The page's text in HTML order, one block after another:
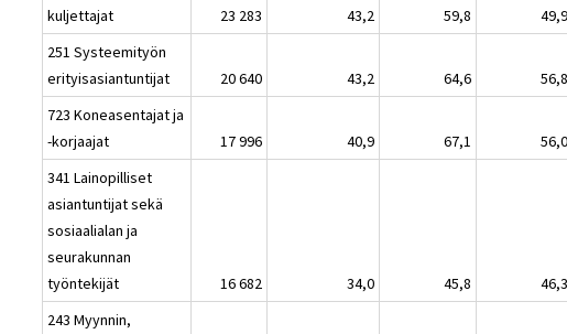
kuljettajat
23 283 43,2 59,8 49,9
251 Systeemityön
erityisasiantuntijat
20 640 43,2 64,6 56,8
723 Koneasentajat ja
-korjaajat
17 996 40,9 67,1 56,0
341 Lainopilliset
asiantuntijat sekä
sosiaalialan ja
seurakunnan
työntekijät
16 682 34,0 45,8 46,3
243 Myynnin,